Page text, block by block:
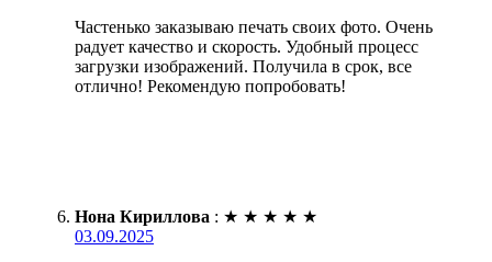
Частенько заказываю печать своих фото. Очень
радует качество и скорость. Удобный процесс
загрузки изображений. Получила в срок, все
отлично! Рекомендую попробовать!
Нона Кириллова : ★ ★ ★ ★ ★
03.09.2025